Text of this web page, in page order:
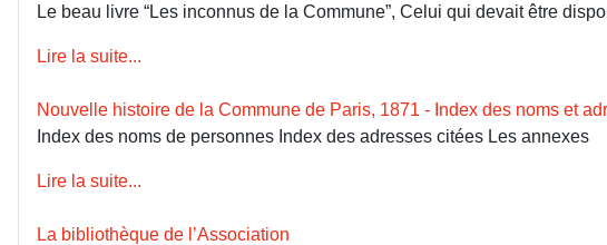
Le beau livre “Les inconnus de la Commune”, Celui qui devait être
Lire la suite...
Nouvelle histoire de la Commune de Paris, 1871 - Index des noms et
Index des noms de personnes Index des adresses citées Les annexes
Lire la suite...
La bibliothèque de l’Association